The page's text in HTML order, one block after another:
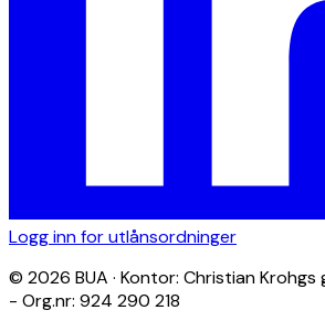
Logg inn for utlånsordninger
© 2026 BUA · Kontor: Christian Krohgs
- Org.nr: 924 290 218